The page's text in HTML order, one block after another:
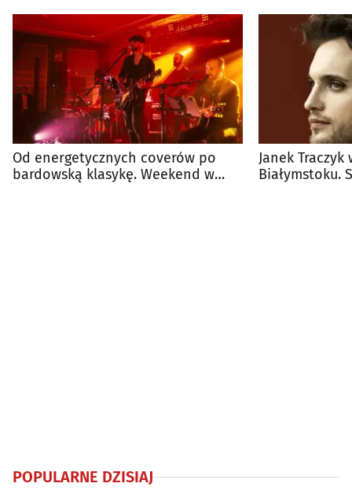
Od energetycznych coverów po
bardowską klasykę. Weekend w
Janek
Białymstoku.
POPULARNE DZISIAJ